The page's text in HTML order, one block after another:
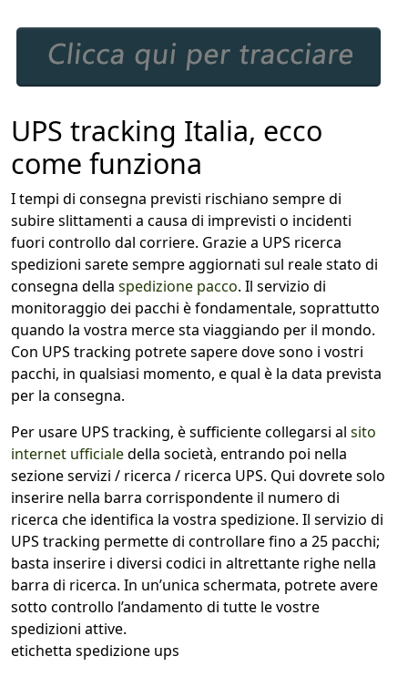
UPS tracking Italia, ecco
come funziona
I tempi di consegna previsti rischiano sempre di
subire slittamenti a causa di imprevisti o incidenti
fuori controllo dal corriere. Grazie a UPS ricerca
spedizioni sarete sempre aggiornati sul reale stato di
consegna della spedizione pacco. Il servizio di
monitoraggio dei pacchi è fondamentale, soprattutto
quando la vostra merce sta viaggiando per il mondo.
Con UPS tracking potrete sapere dove sono i vostri
pacchi, in qualsiasi momento, e qual è la data prevista
per la consegna.
Per usare UPS tracking, è sufficiente collegarsi al sito
internet ufficialedella società, entrando poi nella
sezione servizi / ricerca / ricerca UPS. Qui dovrete solo
inserire nella barra corrispondente il numero di
ricerca che identifica la vostra spedizione. Il servizio di
UPS tracking permette di controllare fino a 25 pacchi;
basta inserire i diversi codici in altrettante righe nella
barra di ricerca. In un’unica schermata, potrete avere
sotto controllo l’andamento di tutte le vostre
spedizioni attive.
etichetta spedizione ups